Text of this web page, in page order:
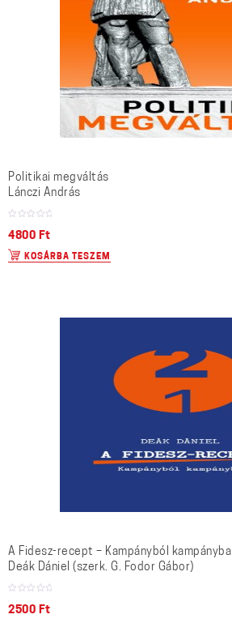
Politikai megváltás
Lánczi András
4800 Ft
KOSÁRBA TESZEM
A Fidesz-recept – Kampányból kampányba
Deák Dániel (szerk. G. Fodor Gábor)
2500 Ft